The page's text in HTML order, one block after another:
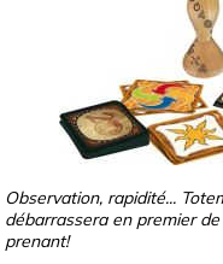
Observation, rapidité...
débarrassera en premier
prenant!